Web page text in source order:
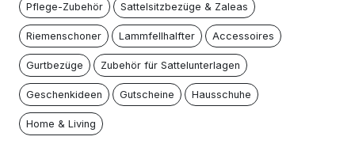
Pflege-Zubehör Sattelsitzbezüge & Zaleas
Riemenschoner Lammfellhalfter Accessoires
Gurtbezüge Zubehör für Sattelunterlagen
Geschenkideen Gutscheine Hausschuhe
Home & Living